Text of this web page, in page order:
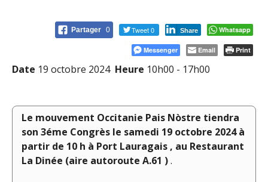
Partager 0 Tweet 0 Share Whatsapp
Messenger Email Print
Date 19 octobre 2024 Heure 10h00 - 17h00
Le mouvement Occitanie Pais Nòstre tiendra
son 3éme Congrès le samedi 19 octobre 2024 à
partir de 10 h à Port Lauragais , au Restaurant
La Dinée (aire autoroute A.61 ).